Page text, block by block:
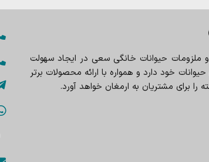
ملزومات حیوانات خانگی سعی در ایجاد سهولت
خود دارد و همواره با ارائه محصولات برتر
برای مشتریان به ارمغان خواهد آورد.